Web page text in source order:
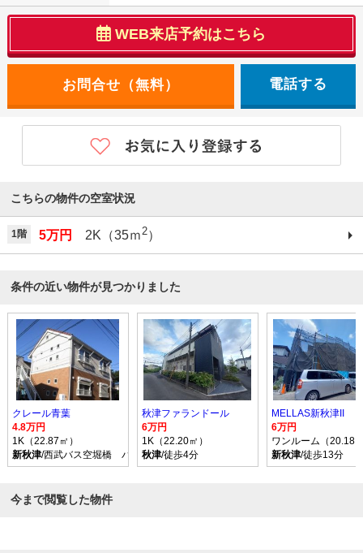
WEB来店予約はこちら
電話する
こちらの物件の空室状況
1階 5万円 2K（35ｍ2）
条件の近い物件が見つかりました
クレール青葉
4.8万円
1K（22.87㎡）
新秋津/西武バス空堀橋 バス乗車時間8分 停歩9分
秋津ファランドール
6万円
1K（22.20㎡）
秋津/徒歩4分
MELLAS新秋津II
6万円
ワンルーム（20.18
新秋津/徒歩13分
今まで閲覧した物件